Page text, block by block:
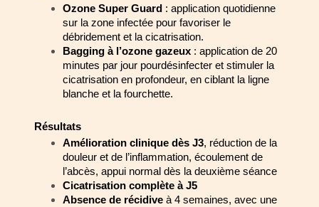
Ozone Super Guard : application quotidienne
sur la zone infectée pour favoriser le
débridement et la cicatrisation.
Bagging à l’ozone gazeux : application de 20
minutes par jour pourdésinfecter et stimuler la
blanche et la fourchette.
Résultats
Amélioration clinique dès J3, réduction de la
douleur et de l’inflammation, écoulement de
l’abcès, appui normal dès la deuxième séance
Cicatrisation complète à J5
Absence de récidive à 4 semaines, avec une